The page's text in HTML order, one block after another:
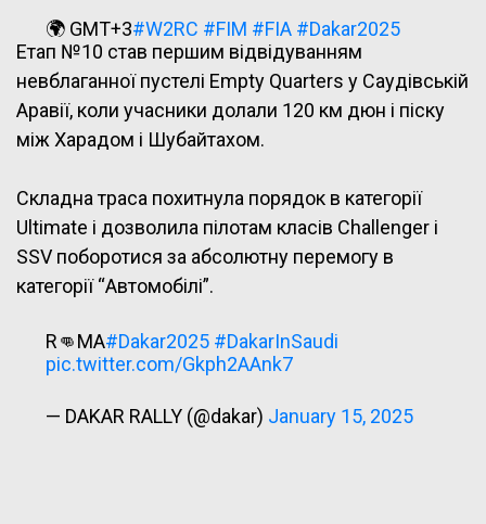
🌍 GMT+3#W2RC #FIM #FIA #Dakar2025
pic.twitter.com/UerphMqmSG
— World Rally-Raid Championship 🚗 🏍
(@OfficialW2RC)January 15, 2025
Етап №10 став першим відвідуванням
невблаганної пустелі Empty Quarters у Саудівській
Аравії, коли учасники долали 120 км дюн і піску
між Харадом і Шубайтахом.
Складна траса похитнула порядок в категорії
Ultimate і дозволила пілотам класів Challenger і
SSV поборотися за абсолютну перемогу в
категорії “Автомобілі”.
R👊MA#Dakar2025 #DakarInSaudi
pic.twitter.com/Gkph2AAnk7
— DAKAR RALLY (@dakar) January 15, 2025